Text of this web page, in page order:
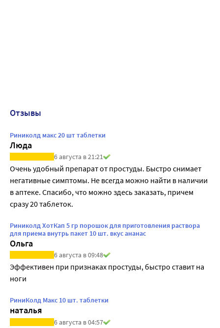
Отзывы
Риниколд макс 20 шт таблетки
Люда
6 августа в 21:21
Очень удобный препарат от простуды. Быстро снимает
негативные симптомы. Не всегда можно найти в наличии
в аптеке. Спасибо, что можно здесь заказать, причем
сразу 20 таблеток.
Риниколд ХотКап 5 гр порошок для приготовления раствора
для приема внутрь пакет 10 шт. вкус ананас
Ольга
6 августа в 09:48
Эффективен при признаках простуды, быстро ставит на
ноги
РиниКолд Макс 10 шт. таблетки
наталья
6 августа в 04:57